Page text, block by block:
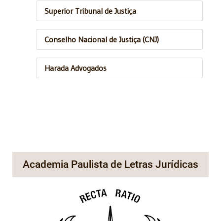
Superior Tribunal de Justiça
Conselho Nacional de Justiça (CNJ)
Harada Advogados
Academia Paulista de Letras Jurídicas